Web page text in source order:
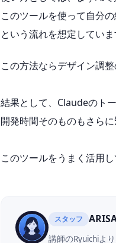
このツールを使って自分
という流れを想定していま
この方法ならデザイン調
結果として、Claudeのト
開発時間そのものもさら
このツールをうまく活用
スタッフ
講師のRyuichiよ